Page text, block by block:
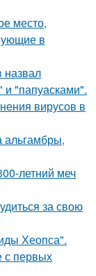
место,
в
назвал
"папуасками".
вирусов в
альгамбры,
летний меч
за свою
Хеопса".
с первых